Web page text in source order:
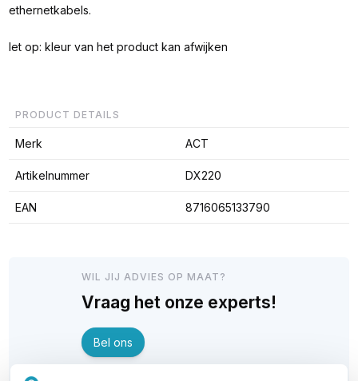
ethernetkabels.
let op: kleur van het product kan afwijken
PRODUCT DETAILS
Merk ACT
Artikelnummer DX220
EAN 8716065133790
WIL JIJ ADVIES OP MAAT?
Vraag het onze experts!
Bel ons